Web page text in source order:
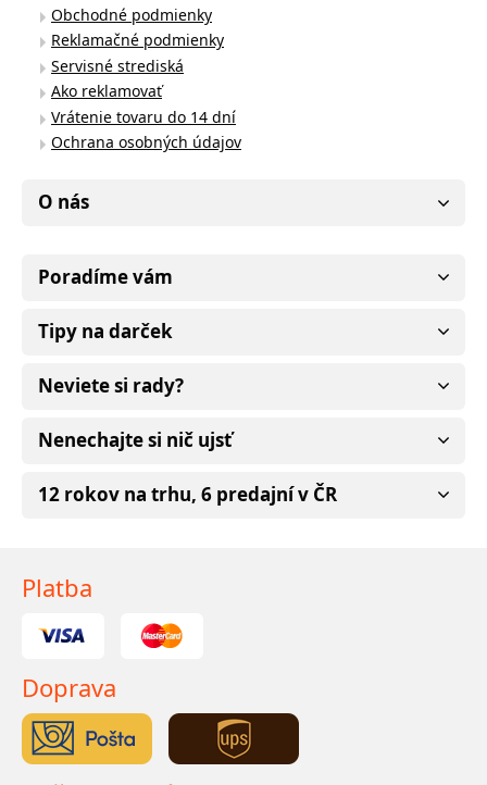
Obchodné podmienky
Reklamačné podmienky
Servisné strediská
Ako reklamovať
Vrátenie tovaru do 14 dní
Ochrana osobných údajov
O nás
Poradíme vám
Tipy na darček
Neviete si rady?
Nenechajte si nič ujsť
12 rokov na trhu, 6 predajní v ČR
Platba
Doprava